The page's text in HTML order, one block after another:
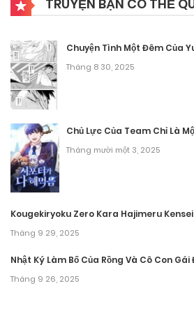
Tháng 9 25, 2025
Chương 57
Tháng 9 25, 2025
Chương 56.1
Chương 56
Tháng 9 25, 2025
Chương 55.1
Tháng 9 25, 2025
Chương 54
TRUYỆN BẠN CÓ THỂ
Chuyện Tình Một Đêm Của
Tháng 8 30, 2025
Chủ Lực Của Team Chỉ Là
Tháng mười một 3, 2025
Kougekiryoku Zero Kara Hajimeru
Tháng 9 29, 2025
Nhật Ký Làm Bố Của Rồng Và Cô Con
Tháng 9 26, 2025